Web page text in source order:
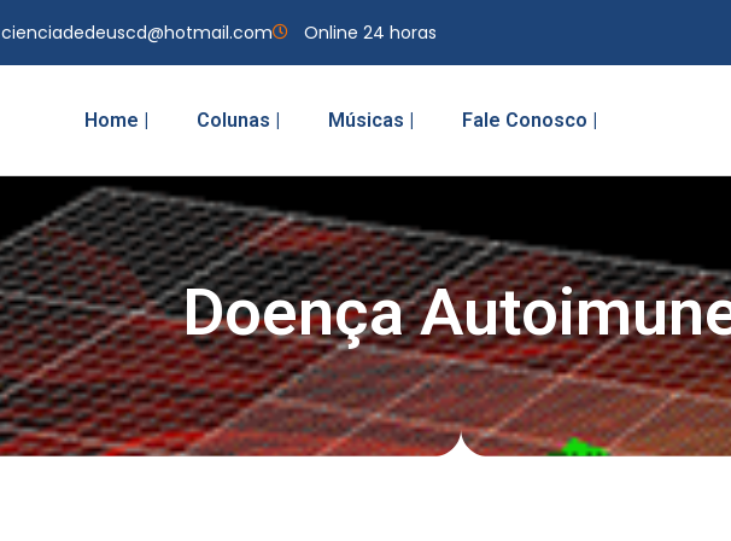
cienciadedeuscd@hotmail.com Online 24 horas
Home | Colunas | Músicas | Fale Conosco |
Doença